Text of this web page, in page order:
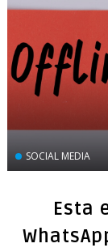
SOCIAL MEDIA
Esta